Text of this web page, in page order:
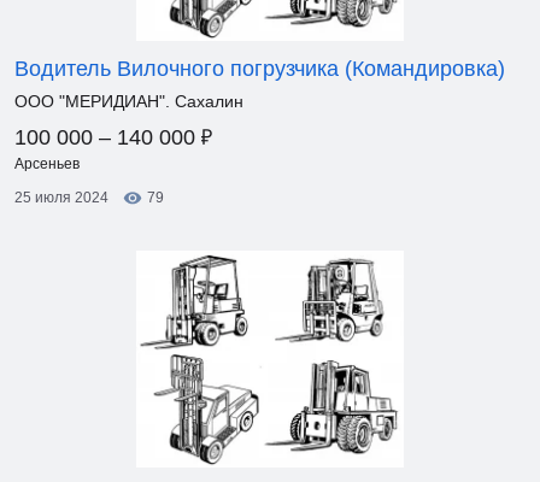
Водитель Вилочного погрузчика (Командировка)
ООО "МЕРИДИАН". Сахалин
100 000 – 140 000 ₽
Арсеньев
25 июля 2024
79